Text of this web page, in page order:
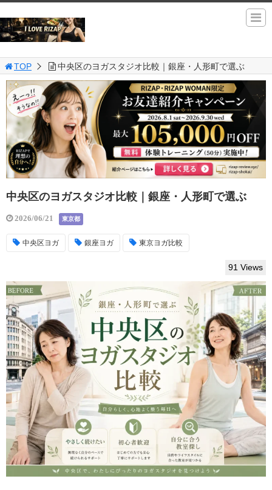
TOP 中央区のヨガスタジオ比較｜銀座・人形町で選ぶ
中央区のヨガスタジオ比較｜銀座・人形町で選ぶ
2026/06/21 東京都
中央区ヨガ 銀座ヨガ 東京ヨガ比較
91 Views